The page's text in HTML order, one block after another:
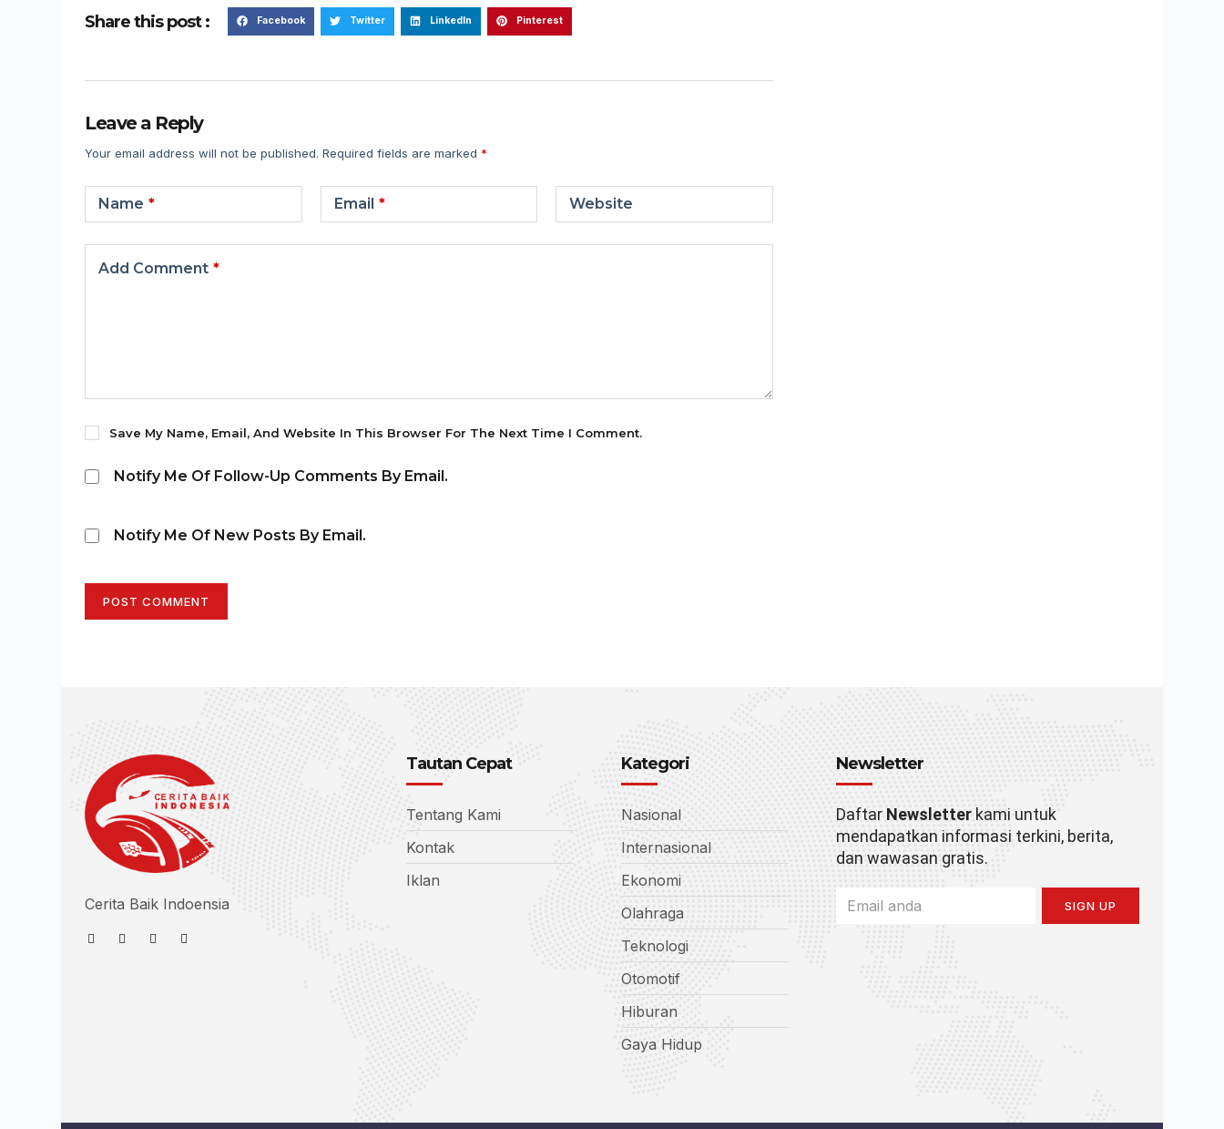
Share this post : Facebook Twitter LinkedIn Pinterest
Leave a Reply
Your email address will not be published. Required fields are marked *
Name * Email * Website
Add Comment *
Save My Name, Email, And Website In This Browser For The Next Time I Comment.
Notify Me Of Follow-Up Comments By Email.
Notify Me Of New Posts By Email.
POST COMMENT
Cerita Baik Indoensia
Tautan Cepat
Tentang Kami
Kontak
Iklan
Kategori
Nasional
Internasional
Ekonomi
Olahraga
Teknologi
Otomotif
Hiburan
Gaya Hidup
Newsletter
Daftar Newsletterkami untuk
mendapatkan informasi terkini, berita,
dan wawasan gratis.
SIGN UP